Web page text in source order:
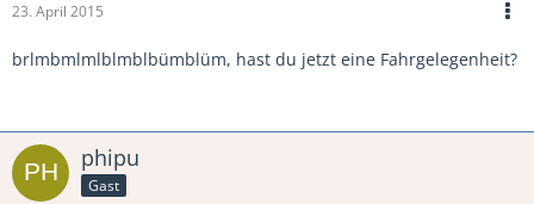
23. April 2015
brlmbmlmlblmblbümblüm, hast du jetzt eine Fahrgelegenheit?
phipu
Gast